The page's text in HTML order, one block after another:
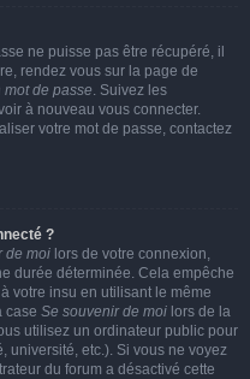
ne puisse pas être récupéré, il
rendez vous sur la page de
mot de passe. Suivez les
à nouveau vous connecter.
votre mot de passe, contactez
?
de moi lors de votre connexion,
durée déterminée. Cela empêche
votre insu en utilisant le même
case Se souvenir de moi lors de la
utilisez un ordinateur public pour
université, etc.). Si vous ne voyez
du forum a désactivé cette